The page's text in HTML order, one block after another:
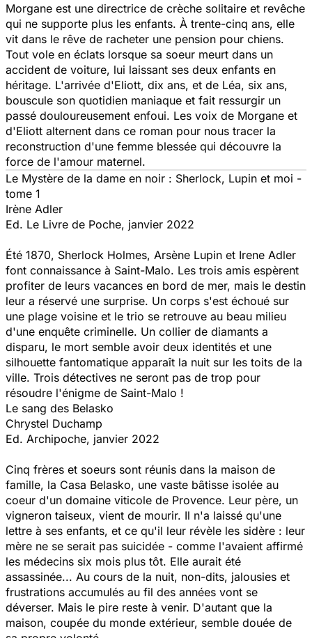
Morgane est une directrice de crèche solitaire et revêche
qui ne supporte plus les enfants. À trente-cinq ans, elle
vit dans le rêve de racheter une pension pour chiens.
Tout vole en éclats lorsque sa soeur meurt dans un
accident de voiture, lui laissant ses deux enfants en
héritage. L'arrivée d'Eliott, dix ans, et de Léa, six ans,
bouscule son quotidien maniaque et fait ressurgir un
passé douloureusement enfoui. Les voix de Morgane et
d'Eliott alternent dans ce roman pour nous tracer la
reconstruction d'une femme blessée qui découvre la
force de l'amour maternel.
Le Mystère de la dame en noir : Sherlock, Lupin et moi -
tome 1
Irène Adler
Ed. Le Livre de Poche, janvier 2022
Été 1870, Sherlock Holmes, Arsène Lupin et Irene Adler
font connaissance à Saint-Malo. Les trois amis espèrent
profiter de leurs vacances en bord de mer, mais le destin
leur a réservé une surprise. Un corps s'est échoué sur
une plage voisine et le trio se retrouve au beau milieu
d'une enquête criminelle. Un collier de diamants a
disparu, le mort semble avoir deux identités et une
silhouette fantomatique apparaît la nuit sur les toits de la
ville. Trois détectives ne seront pas de trop pour
résoudre l'énigme de Saint-Malo !
Le sang des Belasko
Chrystel Duchamp
Ed. Archipoche, janvier 2022
Cinq frères et soeurs sont réunis dans la maison de
famille, la Casa Belasko, une vaste bâtisse isolée au
coeur d'un domaine viticole de Provence. Leur père, un
vigneron taiseux, vient de mourir. Il n'a laissé qu'une
lettre à ses enfants, et ce qu'il leur révèle les sidère : leur
mère ne se serait pas suicidée - comme l'avaient affirmé
les médecins six mois plus tôt. Elle aurait été
assassinée... Au cours de la nuit, non-dits, jalousies et
frustrations accumulés au fil des années vont se
déverser. Mais le pire reste à venir. D'autant que la
maison, coupée du monde extérieur, semble douée de